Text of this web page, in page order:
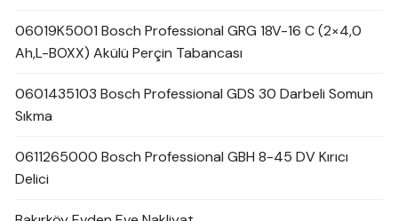
06019K5001 Bosch Professional GRG 18V-16 C (2×4,0
Ah,L-BOXX) Akülü Perçin Tabancası
0601435103 Bosch Professional GDS 30 Darbeli Somun
Sıkma
0611265000 Bosch Professional GBH 8-45 DV Kırıcı
Delici